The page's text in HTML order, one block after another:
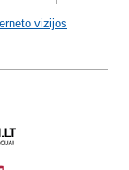
vizijos